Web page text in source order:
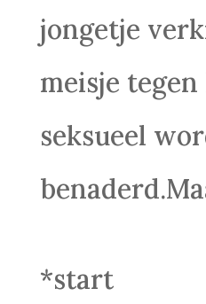
jongetje
meisje
seksueel
*start